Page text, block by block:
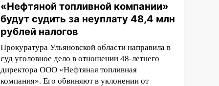
«Нефтяной топливной компании»
будут судить за неуплату 48,4 млн
рублей налогов
Прокуратура Ульяновской области направила в
суд уголовное дело в отношении 48-летнего
директора ООО «Нефтяная топливная
компания». Его обвиняют в уклонении от